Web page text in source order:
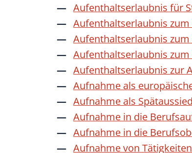
Aufenthaltserlaubnis für
Aufenthaltserlaubnis
Aufenthaltserlaubnis
Aufenthaltserlaubnis
Aufenthaltserlaubnis zur
Aufnahme als
Aufnahme als
Aufnahme in die
Aufnahme in die
Aufnahme von